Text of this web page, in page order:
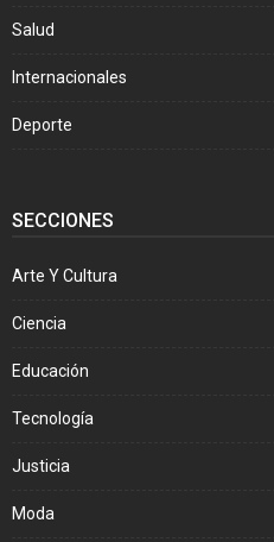
Salud
Internacionales
Deporte
SECCIONES
Arte Y Cultura
Ciencia
Educación
Tecnología
Justicia
Moda